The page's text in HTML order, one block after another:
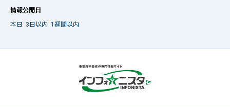
情報公開日
本日 3日以内 1週間以内